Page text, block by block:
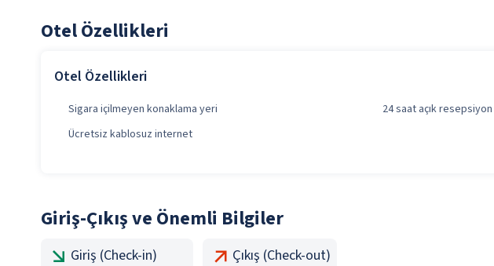
Otel Özellikleri
Otel Özellikleri
Sigara içilmeyen konaklama yeri 24 saat açık resepsiyon
Ücretsiz kablosuz internet
Giriş-Çıkış ve Önemli Bilgiler
Giriş (Check-in) Çıkış (Check-out)